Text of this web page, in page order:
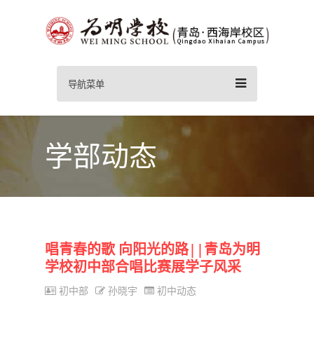
导航菜单
学部动态
唱青春的歌 向阳光的路||青岛为明
学校初中部合唱比赛展学子风采
初中部 孙晓宇 初中动态